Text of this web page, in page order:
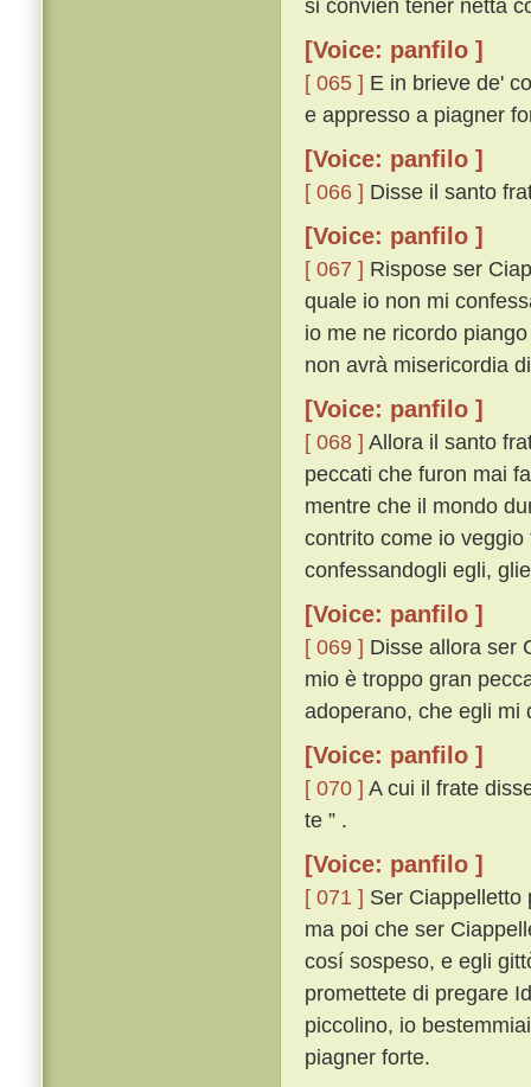
si convien tener netta
[Voice: panfilo ]
[ 065 ] E in brieve de'
e appresso a piagner
[Voice: panfilo ]
[ 066 ] Disse il santo
[Voice: panfilo ]
[ 067 ] Rispose ser
quale io non mi
io me ne ricordo
non avrà misericordia
[Voice: panfilo ]
[ 068 ] Allora il santo
peccati che furon mai
mentre che il mondo
contrito come io
confessandogli egli,
[Voice: panfilo ]
[ 069 ] Disse allora ser
mio è troppo gran
adoperano, che egli mi
[Voice: panfilo ]
[ 070 ] A cui il frate
te ” .
[Voice: panfilo ]
[ 071 ] Ser Ciappelletto
ma poi che ser
cosí sospeso, e egli
promettete di pregare
piccolino, io
piagner forte.